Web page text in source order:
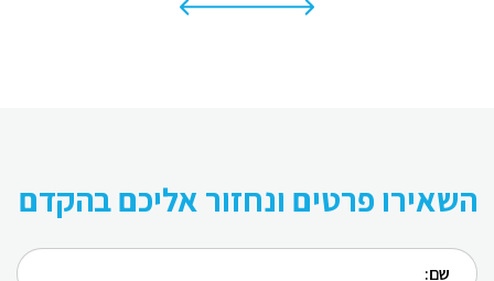
השאירו פרטים ונחזור אליכם בהקדם